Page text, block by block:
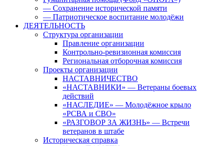
— Сохранение исторической памяти
— Патриотическое воспитание молодёжи
ДЕЯТЕЛЬНОСТЬ
Структура организации
Правление организации
Контрольно-ревизионная комиссия
Региональная отборочная комиссия
Проекты организации
НАСТАВНИЧЕСТВО
«НАСТАВНИКИ» — Ветераны боевых
действий
«НАСЛЕДИЕ» — Молодёжное крыло
«РСВА и СВО»
«РАЗГОВОР ЗА ЖИЗНЬ» — Встречи
ветеранов в штабе
Историческая справка